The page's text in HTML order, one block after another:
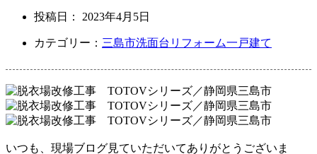
投稿日： 2023年4月5日
カテゴリー： 三島市洗面台リフォーム一戸建て
いつも、現場ブログ見ていただいてありがとうございま